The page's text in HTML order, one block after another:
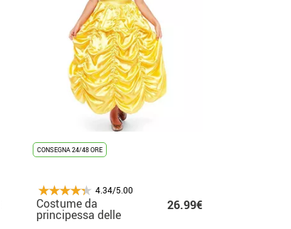
CONSEGNA 24/48 ORE
4.34/5.00
Costume da
principessa delle
26.99€